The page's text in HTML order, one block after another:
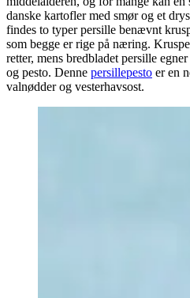
danske kartofler med smør og et
findes to typer persille benævnt
som begge er rige på næring.
retter, mens bredbladet persille
og pesto. Denne persillepesto er en
valnødder og vesterhavsost.